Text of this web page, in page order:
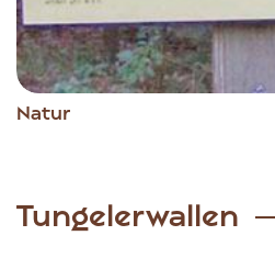
Natur
Item
Tungelerwallen